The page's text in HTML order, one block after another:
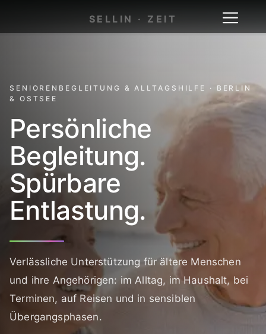
springen
SELLIN · ZEIT
SENIORENBEGLEITUNG & ALLTAGSHILFE · BERLIN
& OSTSEE
Persönliche
Begleitung.
Spürbare
Entlastung.
Verlässliche Unterstützung für ältere Menschen
und ihre Angehörigen: im Alltag, im Haushalt, bei
Terminen, auf Reisen und in sensiblen
Übergangsphasen.